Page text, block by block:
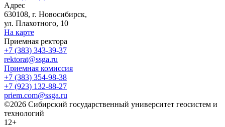
Адрес
630108, г. Новосибирск,
ул. Плахотного, 10
На карте
Приемная ректора
+7 (383) 343-39-37
rektorat@ssga.ru
Приемная комиссия
+7 (383) 354-98-38
+7 (923) 132-88-27
priem.com@ssga.ru
©2026 Сибирский государственный университет геосистем и
технологий
12+